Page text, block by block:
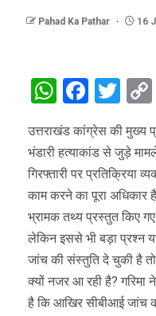
Pahad Ka Pathar 16
उत्तराखंड कांग्रेस की मुख्य
भंडारी हत्याकांड से जुड़े
गिरफ्तारी पर प्रतिक्रिया
काम करने का पूरा अधिकार है
भ्रामक तथ्य प्रस्तुत किए गए
लेकिन इससे भी बड़ा प्रश्न
जांच की संस्तुति दे चुकी है
क्यों नजर आ रही है? गरिमा
है कि आखिर सीबीआई जांच